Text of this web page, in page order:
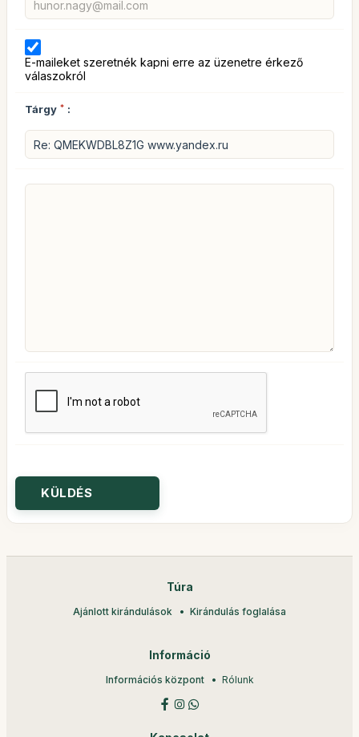
E-maileket szeretnék kapni erre az üzenetre érkező
válaszokról
Tárgy * :
Túra
Ajánlott kirándulások Kirándulás foglalása
Információ
Információs központ Rólunk